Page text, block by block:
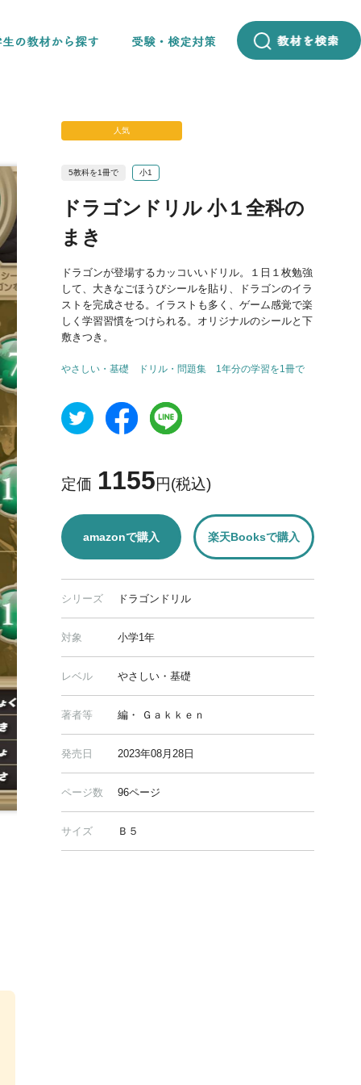
人気
5教科を1冊で 小1
ドラゴンドリル 小１全科の
まき
ドラゴンが登場するカッコいいドリル。１日１枚勉強
して、大きなごほうびシールを貼り、ドラゴンのイラ
ストを完成させる。イラストも多く、ゲーム感覚で楽
しく学習習慣をつけられる。オリジナルのシールと下
敷きつき。
やさしい・基礎 ドリル・問題集 1年分の学習を1冊で
定価 1155円(税込)
amazonで購入 楽天Booksで購入
シリーズ ドラゴンドリル
対象 小学1年
レベル やさしい・基礎
著者等 編・ Ｇａｋｋｅｎ
発売日 2023年08月28日
ページ数 96ページ
サイズ Ｂ５